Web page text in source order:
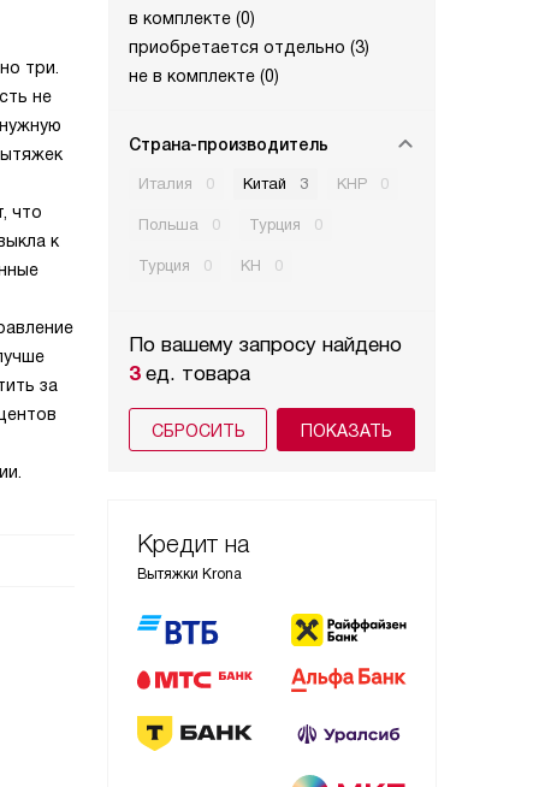
в комплекте (0)
приобретается отдельно (3)
не в комплекте (0)
Страна-производитель
Италия 0 Китай 3 КНР 0
Польша 0 Турция 0
Турция 0 КН 0
По вашему запросу найдено
3ед. товара
СБРОСИТЬ
Кредит на
Вытяжки Krona
три.
не
что
к
за